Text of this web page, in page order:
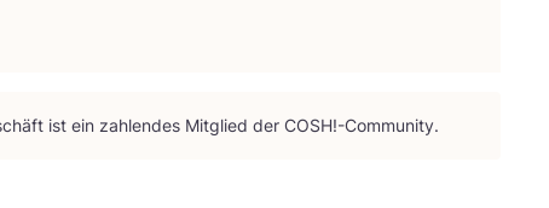
ist ein zah­len­des Mit­glied der COSH!-Community.